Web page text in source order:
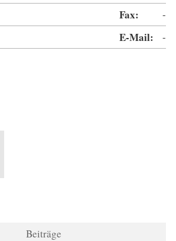
Fax: -
E-Mail: -
Beiträge